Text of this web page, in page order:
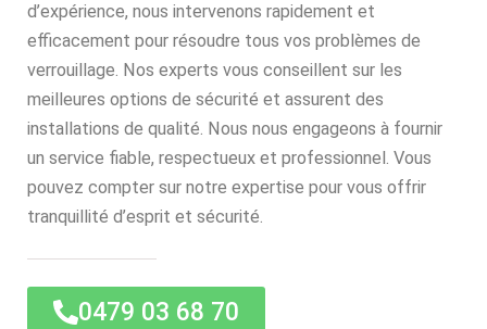
d’expérience, nous intervenons rapidement et
efficacement pour résoudre tous vos problèmes de
verrouillage. Nos experts vous conseillent sur les
meilleures options de sécurité et assurent des
installations de qualité. Nous nous engageons à fournir
un service fiable, respectueux et professionnel. Vous
pouvez compter sur notre expertise pour vous offrir
tranquillité d’esprit et sécurité.
0479 03 68 70